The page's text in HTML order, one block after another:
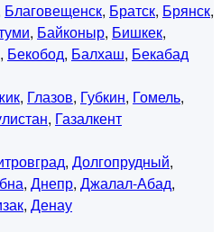
Благовещенск, Братск, Брянск,
, Байконыр, Бишкек,
, Бекобод, Балхаш, Бекабад
, Глазов, Губкин, Гомель,
, Газалкент
, Долгопрудный,
, Днепр, Джалал-Абад,
, Денау